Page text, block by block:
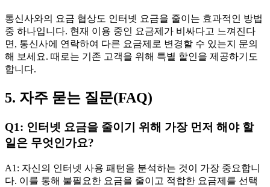
통신사와의 요금 협상도 인터넷 요금을 줄이는 효과적인 방법
중 하나입니다. 현재 이용 중인 요금제가 비싸다고 느껴진다
면, 통신사에 연락하여 다른 요금제로 변경할 수 있는지 문의
해 보세요. 때로는 기존 고객을 위해 특별 할인을 제공하기도
합니다.
5. 자주 묻는 질문(FAQ)
Q1: 인터넷 요금을 줄이기 위해 가장 먼저 해야 할
일은 무엇인가요?
A1: 자신의 인터넷 사용 패턴을 분석하는 것이 가장 중요합니
다. 이를 통해 불필요한 요금을 줄이고 적합한 요금제를 선택